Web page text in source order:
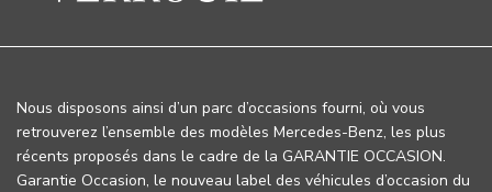
Nous disposons ainsi d’un parc d’occasions fourni, où vous
retrouverez l’ensemble des modèles Mercedes-Benz, les plus
récents proposés dans le cadre de la GARANTIE OCCASION.
Garantie Occasion, le nouveau label des véhicules d’occasion du